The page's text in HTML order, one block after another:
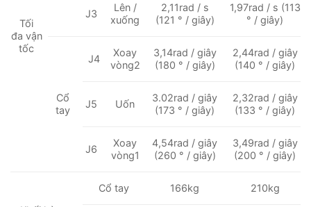
Tối
đa vận
tốc
J3
Lên /
xuống
2,11rad / s
(121 ° / giây)
1,97rad / s (113
° / giây)
Cổ
tay
J4
Xoay
vòng2
3,14rad / giây
(180 ° / giây)
2,44rad / giây
(140 ° / giây)
J5 Uốn
3.02rad / giây
(173 ° / giây)
2,32rad / giây
(133 ° / giây)
J6
Xoay
vòng1
4,54rad / giây
(260 ° / giây)
3,49rad / giây
(200 ° / giây)
Cổ tay 166kg 210kg